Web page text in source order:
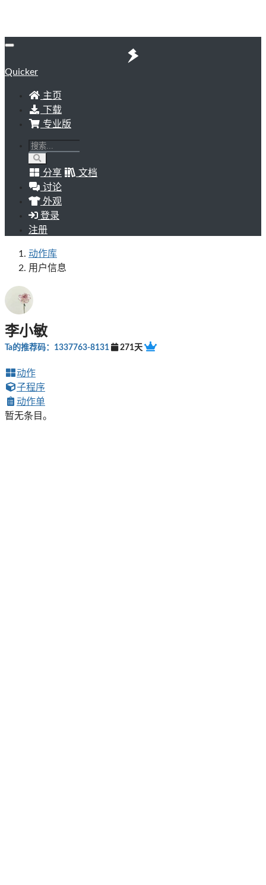
Quicker
主页
下载
专业版
分享
文档
讨论
外观
登录
注册
动作库
用户信息
李小敏
Ta的推荐码：1337763-8131 271天
动作
子程序
动作单
暂无条目。